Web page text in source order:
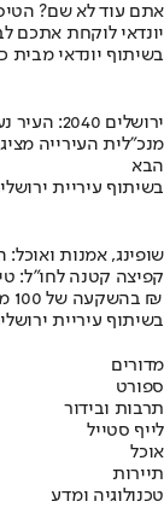
אתם עוד לא שם?
יונדאי לוקחת אתכם
בשיתוף יונדאי מבית
ירושלים 2040: העיר נערכת ל- 1.5 מליון תושבים
מנכ"לית העירייה
הבא
בשיתוף עיריית
שופינג, אמנות
קפיצה קטנה לחו"ל:
בהשקעה של 100 מיליון ₪
בשיתוף עיריית
מדורים
ספורט
תרבות ובידור
לייף סטייל
אוכל
תיירות
טכנולוגיה ומדע